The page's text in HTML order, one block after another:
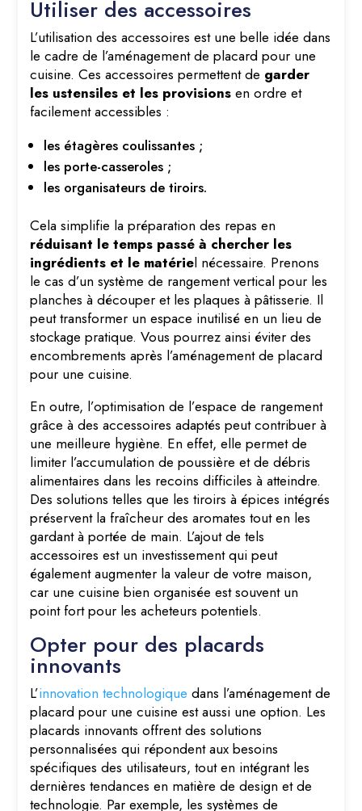
Utiliser des accessoires
L’utilisation des accessoires est une belle idée dans
le cadre de l’aménagement de placard pour une
cuisine. Ces accessoires permettent de garder
les ustensiles et les provisionsen ordre et
facilement accessibles :
les étagères coulissantes ;
les porte-casseroles ;
les organisateurs de tiroirs.
Cela simplifie la préparation des repas en
réduisant le temps passé à chercher les
ingrédients et le matériel nécessaire. Prenons
le cas d’un système de rangement vertical pour les
planches à découper et les plaques à pâtisserie. Il
peut transformer un espace inutilisé en un lieu de
stockage pratique. Vous pourrez ainsi éviter des
encombrements après l’aménagement de placard
pour une cuisine.
En outre, l’optimisation de l’espace de rangement
grâce à des accessoires adaptés peut contribuer à
une meilleure hygiène. En effet, elle permet de
limiter l’accumulation de poussière et de débris
alimentaires dans les recoins difficiles à atteindre.
Des solutions telles que les tiroirs à épices intégrés
préservent la fraîcheur des aromates tout en les
gardant à portée de main. L’ajout de tels
accessoires est un investissement qui peut
également augmenter la valeur de votre maison,
car une cuisine bien organisée est souvent un
point fort pour les acheteurs potentiels.
Opter pour des placards
innovants
L’innovation technologique dans l’aménagement de
placard pour une cuisine est aussi une option. Les
placards innovants offrent des solutions
personnalisées qui répondent aux besoins
spécifiques des utilisateurs, tout en intégrant les
dernières tendances en matière de design et de
technologie. Par exemple, les systèmes de